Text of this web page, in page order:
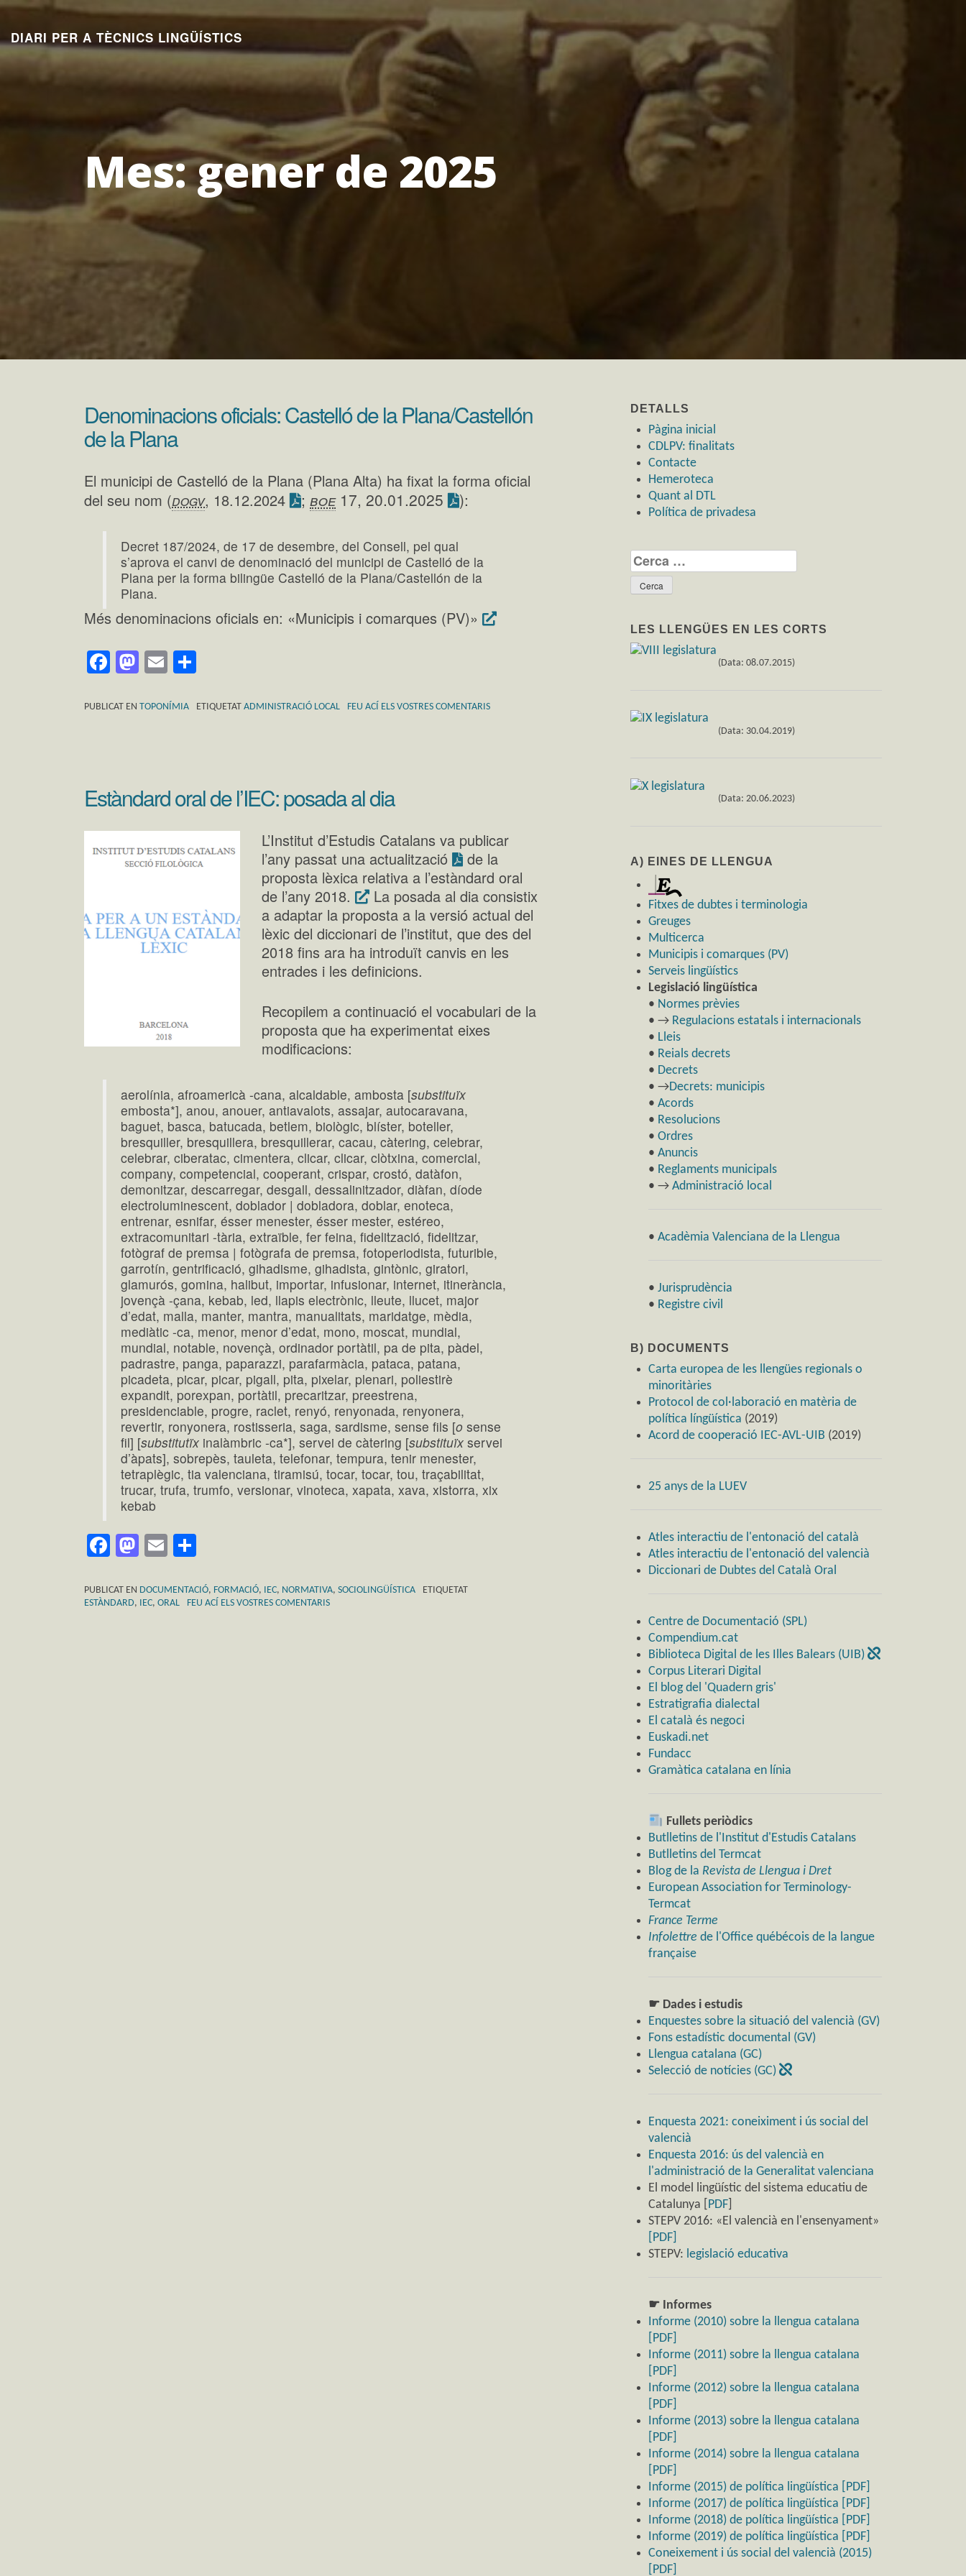
Aneu
contingut
DIARI PER A TÈCNICS LINGÜÍSTICS
Mes:gener de 2025
Denominacions oficials: Castelló de la Plana/Castellón
de la Plana
El municipi de Castelló de la Plana (Plana Alta) ha fixat la forma oficial
del seu nom (dogv, 18.12.2024 ; boe17, 20.01.2025 ):
Decret 187/2024, de 17 de desembre, del Consell, pel qual
s’aprova el canvi de denominació del municipi de Castelló de la
Plana per la forma bilingüe Castelló de la Plana/Castellón de la
Plana.
Més denominacions oficials en: «Municipis i comarques (PV)»
Facebook
Mastodon
Email
PUBLICAT EN TOPONÍMIA ETIQUETAT ADMINISTRACIÓ LOCAL FEU ACÍ ELS VOSTRES COMENTARIS
Estàndard oral de l’IEC: posada al dia
L’Institut d’Estudis Catalans va publicar
l’any passat una actualització
de la
proposta lèxica relativa a l’estàndard oral
de l’any 2018.
La posada al dia consistix
a adaptar la proposta a la versió actual del
lèxic del diccionari de l’institut, que des del
2018 fins ara ha introduït canvis en les
entrades i les definicions.
Recopilem a continuació el vocabulari de la
proposta que ha experimentat eixes
modificacions:
aerolínia, afroamericà -cana, alcaldable, ambosta [substituïx
embosta*], anou, anouer, antiavalots, assajar, autocaravana,
baguet, basca, batucada, betlem, biològic, blíster, boteller,
bresquiller, bresquillera, bresquillerar, cacau, càtering, celebrar,
celebrar, ciberatac, cimentera, clicar, clicar, clòtxina, comercial,
company, competencial, cooperant, crispar, crostó, datàfon,
demonitzar, descarregar, desgall, dessalinitzador, diàfan, díode
electroluminescent, doblador | dobladora, doblar, enoteca,
entrenar, esnifar, ésser menester, ésser mester, estéreo,
extracomunitari -tària, extraïble, fer feina, fidelització, fidelitzar,
fotògraf de premsa | fotògrafa de premsa, fotoperiodista, futurible,
garrotín, gentrificació, gihadisme, gihadista, gintònic, giratori,
glamurós, gomina, halibut, importar, infusionar, internet, itinerància,
jovençà -çana, kebab, led, llapis electrònic, lleute, llucet, major
d’edat, malla, manter, mantra, manualitats, maridatge, mèdia,
mediàtic -ca, menor, menor d’edat, mono, moscat, mundial,
mundial, notable, novençà, ordinador portàtil, pa de pita, pàdel,
padrastre, panga, paparazzi, parafarmàcia, pataca, patana,
picadeta, picar, picar, pigall, pita, pixelar, plenari, poliestirè
expandit, porexpan, portàtil, precaritzar, preestrena,
presidenciable, progre, raclet, renyó, renyonada, renyonera,
revertir, ronyonera, rostisseria, saga, sardisme, sense fils [o sense
fil] [substitutïx inalàmbric -ca*], servei de càtering [substituïx servei
d’àpats], sobrepès, tauleta, telefonar, tempura, tenir menester,
tetraplègic, tia valenciana, tiramisú, tocar, tocar, tou, traçabilitat,
trucar, trufa, trumfo, versionar, vinoteca, xapata, xava, xistorra, xix
kebab
Facebook
Mastodon
Email
PUBLICAT EN DOCUMENTACIÓ, FORMACIÓ, IEC, NORMATIVA, SOCIOLINGÜÍSTICA
ETIQUETAT
ESTÀNDARD, IEC, ORAL FEU ACÍ ELS VOSTRES COMENTARIS
DETALLS
Pàgina inicial
CDLPV: finalitats
Contacte
Hemeroteca
Quant al DTL
Política de privadesa
Cerca:
LES LLENGÜES EN LES CORTS
(Data: 08.07.2015)
(Data: 30.04.2019)
(Data: 20.06.2023)
A) EINES DE LLENGUA
Fitxes de dubtes i terminologia
Greuges
Multicerca
Municipis i comarques (PV)
Serveis lingüístics
Legislació lingüística
• Normes prèvies
• → Regulacions estatals i internacionals
• Lleis
• Reials decrets
• Decrets
• →Decrets: municipis
• Acords
• Resolucions
• Ordres
• Anuncis
• Reglaments municipals
• → Administració local
• Acadèmia Valenciana de la Llengua
• Jurisprudència
• Registre civil
B) DOCUMENTS
Carta europea de les llengües regionals o
minoritàries
Protocol de col·laboració en matèria de
política língüística (2019)
Acord de cooperació IEC-AVL-UIB (2019)
25 anys de la LUEV
Atles interactiu de l'entonació del català
Atles interactiu de l'entonació del valencià
Diccionari de Dubtes del Català Oral
Centre de Documentació (SPL)
Compendium.cat
Biblioteca Digital de les Illes Balears (UIB)
Corpus Literari Digital
El blog del 'Quadern gris'
Estratigrafia dialectal
El català és negoci
Euskadi.net
Fundacc
Gramàtica catalana en línia
Fullets periòdics
Butlletins de l'Institut d'Estudis Catalans
Butlletins del Termcat
Blog de la Revista de Llengua i Dret
European Association for Terminology-
Termcat
France Terme
Infolettre de l'Office québécois de la langue
française
☛ Dades i estudis
Enquestes sobre la situació del valencià (GV)
Fons estadístic documental (GV)
Llengua catalana (GC)
Selecció de notícies (GC)
Enquesta 2021: coneiximent i ús social del
valencià
Enquesta 2016: ús del valencià en
l'administració de la Generalitat valenciana
El model lingüístic del sistema educatiu de
Catalunya [
PDF
STEPV 2016: «El valencià en l'ensenyament»
[PDF]
STEPV: legislació educativa
☛ Informes
Informe (2010) sobre la llengua catalana
[PDF]
Informe (2011) sobre la llengua catalana
[PDF]
Informe (2012) sobre la llengua catalana
[PDF]
Informe (2013) sobre la llengua catalana
[PDF]
Informe (2014) sobre la llengua catalana
[PDF]
Informe (2015) de política lingüística [PDF]
Informe (2017) de política lingüística [PDF]
Informe (2018) de política lingüística [PDF]
Informe (2019) de política lingüística [PDF]
Coneixement i ús social del valencià (2015)
[PDF]